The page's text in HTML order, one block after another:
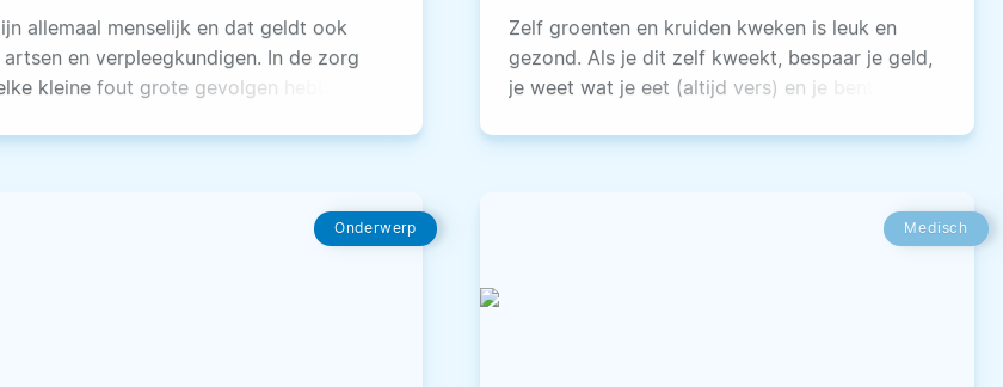
allemaal menselijk en dat geldt ook
en verpleegkundigen. In de zorg
kleine fout grote gevolgen hebben.
Zelf groenten en kruiden kweken is leuk en
gezond. Als je dit zelf kweekt, bespaar je geld,
je weet wat je eet (altijd vers) en je bent lekker
Onderwerp Medisch